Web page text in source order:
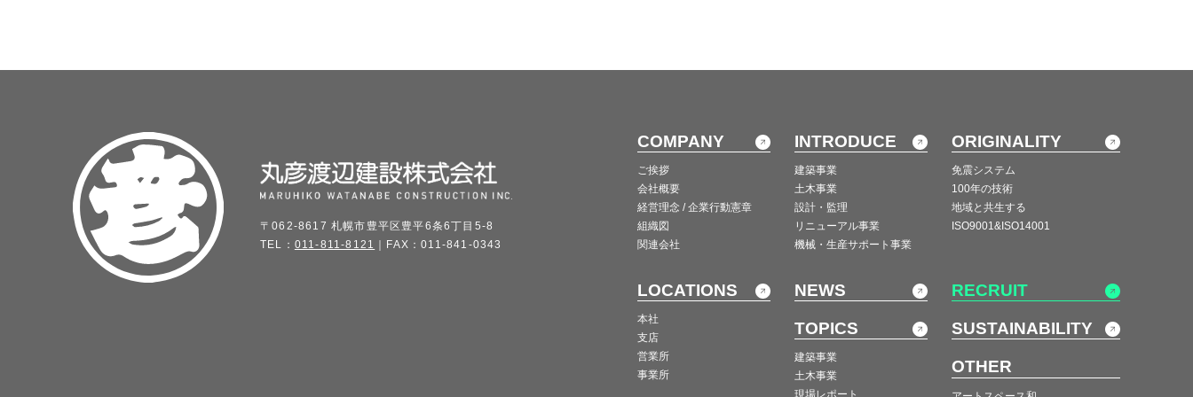
〒062-8617 札幌市豊平区豊平6条6丁目5-8
TEL： 011-811-8121 ｜FAX：011-841-0343
COMPANY
ご挨拶
会社概要
経営理念 / 企業行動憲章
組織図
関連会社
INTRODUCE
建築事業
土木事業
設計・監理
リニューアル事業
機械・生産サポート事業
ORIGINALITY
免震システム
100年の技術
地域と共生する
ISO9001&ISO14001
LOCATIONS
本社
支店
営業所
事業所
NEWS
TOPICS
建築事業
土木事業
現場レポート
RECRUIT
SUSTAINABILITY
OTHER